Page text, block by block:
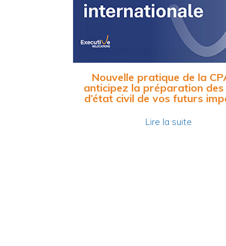
Nouvelle pratique de la
anticipez la préparation des
d’état civil de vos futurs
Lire la suite